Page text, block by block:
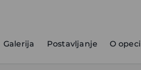
Galerija Postavljanje O opeci